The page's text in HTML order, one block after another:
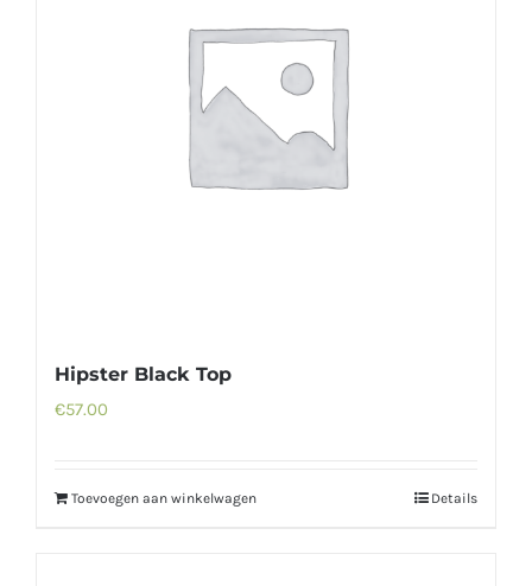
Hipster Black Top
€57.00
Toevoegen aan winkelwagen Details